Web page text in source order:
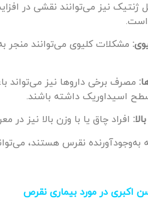
ژنتیک نیز می‌توانند نقشی در
است.
مشکلات کلیوی می‌توانند
مصرف برخی داروها نیز می‌تواند
اسیداوریک داشته باشند.
افراد چاق یا با وزن بالا نیز
به‌وجودآورنده نقرس هستند،
اکبری در مورد بیماری نقرص